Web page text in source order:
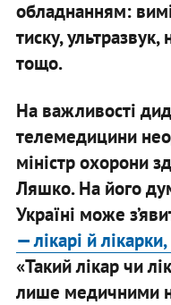
обладнанням:
тиску, ультразвук,
тощо.
На важливості
телемедицини
міністр охорони
Ляшко. На його
Україні може
— лікарі й
«Такий лікар чи
лише медичними